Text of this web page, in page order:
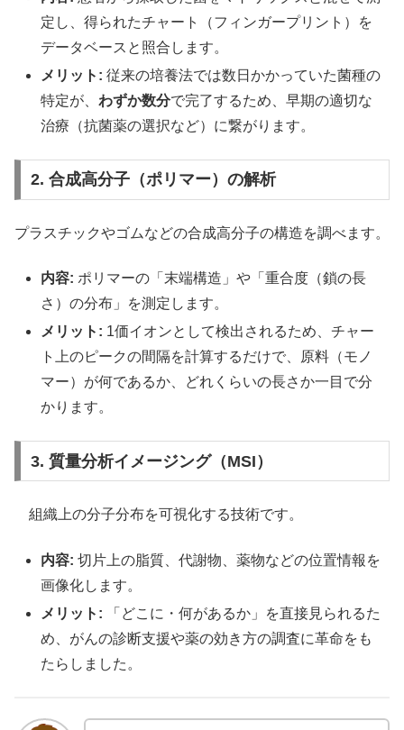
定し、得られたチャート（フィンガープリント）を
データベースと照合します。
メリット: 従来の培養法では数日かかっていた菌種の
特定が、わずか数分で完了するため、早期の適切な
治療（抗菌薬の選択など）に繋がります。
2. 合成高分子（ポリマー）の解析
プラスチックやゴムなどの合成高分子の構造を調べます。
内容: ポリマーの「末端構造」や「重合度（鎖の長
さ）の分布」を測定します。
メリット: 1価イオンとして検出されるため、チャー
ト上のピークの間隔を計算するだけで、原料（モノ
マー）が何であるか、どれくらいの長さか一目で分
かります。
3. 質量分析イメージング（MSI）
組織上の分子分布を可視化する技術です。
内容: 切片上の脂質、代謝物、薬物などの位置情報を
画像化します。
メリット: 「どこに・何があるか」を直接見られるた
め、がんの診断支援や薬の効き方の調査に革命をも
たらしました。